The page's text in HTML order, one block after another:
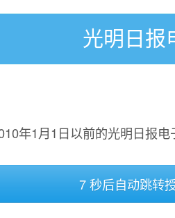
光明日报
年1月1日以前的光明日报
7 秒后自动跳转